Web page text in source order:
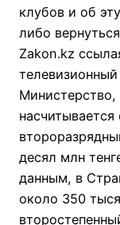
клубов и об
либо
Zakon.kz
Министерство,
десял млн
данным, в
около 350